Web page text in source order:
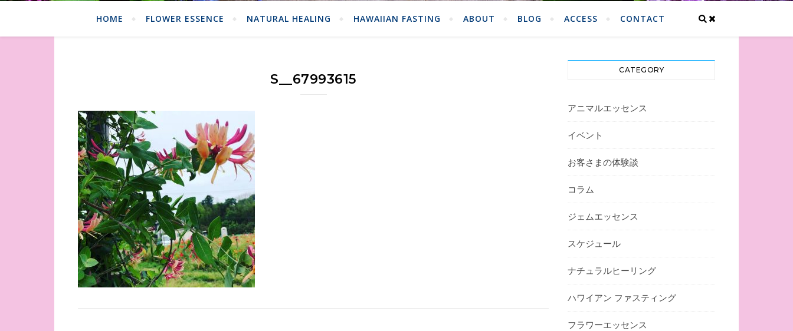
HOME FLOWER ESSENCE NATURAL HEALING HAWAIIAN FASTING ABOUT BLOG ACCESS CONTACT
S__67993615
CATEGORY
アニマルエッセンス
イベント
お客さまの体験談
コラム
ジェムエッセンス
スケジュール
ナチュラルヒーリング
ハワイアン ファスティング
フラワーエッセンス